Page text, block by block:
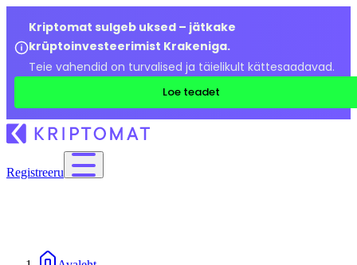
Kriptomat sulgeb uksed – jätkake
krüptoinvesteerimist Krakeniga.
Teie vahendid on turvalised ja täielikult kättesaadavad.
Loe teadet
Registreeru